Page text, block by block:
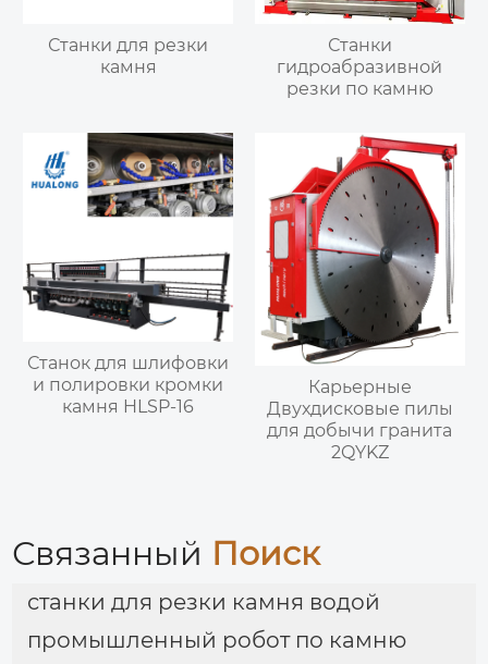
Станки для резки
камня
Станки
гидроабразивной
резки по камню
Станок для шлифовки
и полировки кромки
камня HLSP-16
Карьерные
Двухдисковые пилы
для добычи гранита
2QYKZ
Связанный Поиск
станки для резки камня водой
промышленный робот по камню